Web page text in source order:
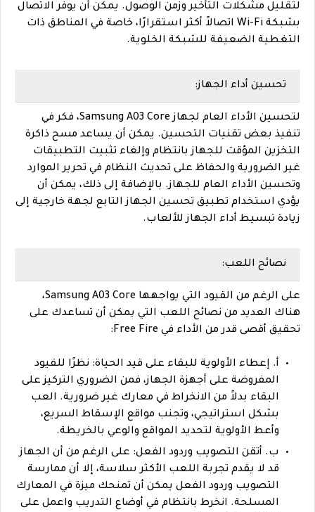
لتقليل مشكلات التأخير وزمن الوصول. يمكن أن يوفر الاتصال
بشبكة Wi-Fi اتصالاً أكثر استقرارًا، خاصة في المناطق ذات
التغطية الضعيفة للشبكة الخلوية.
تحسين أداء الجهاز:
لتحسين الأداء العام لجهاز Samsung A03 Core، فكر في
تنفيذ بعض تقنيات التحسين. يمكن أن يساعد مسح ذاكرة
التخزين المؤقت للجهاز بانتظام وإلغاء تثبيت التطبيقات
غير الضرورية والحفاظ على تحديث النظام في تحرير الموارد
وتحسين الأداء العام للجهاز. بالإضافة إلى ذلك، يمكن أن
يؤدي استخدام تطبيق تحسين الجهاز التابع لجهة خارجية إلى
زيادة تبسيط أداء الجهاز للألعاب.
نصائح اللعب:
على الرغم من القيود التي يواجهها Samsung A03 Core،
هناك العديد من نصائح اللعب التي يمكن أن تساعدك على
تحقيق أقصى قدر من الأداء في Free Fire:
أ. إعطاء الأولوية للبقاء على قيد الحياة: نظرًا للقيود
المفروضة على أجهزة الجهاز، فمن الضروري التركيز على
البقاء بدلاً من الانخراط في معارك غير ضرورية. العب
بشكل استراتيجي، وتجنب مواقع الإسقاط السريع،
وأعط الأولوية لتحديد المواقع والوعي بالخريطة.
ب. أتقن التصويب وردود الفعل: على الرغم من أن الجهاز
قد لا يقدم تجربة اللعب الأكثر سلاسة، إلا أن ممارسة
التصويب وردود الفعل يمكن أن تمنحك ميزة في المعارك
المسلحة. انخرط بانتظام في أوضاع التدريب واعمل على